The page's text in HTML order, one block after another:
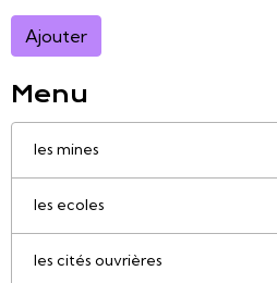
Ajouter
Menu
les mines
les ecoles
les cités ouvrières